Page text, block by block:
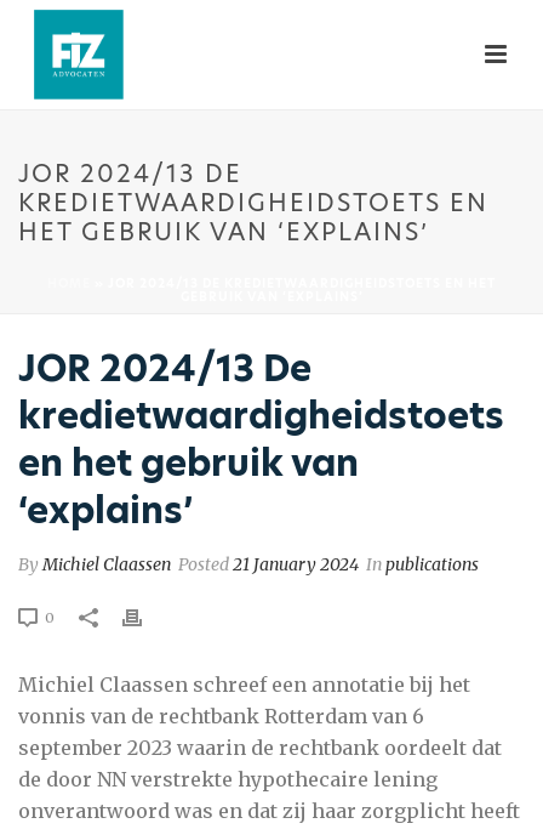
JOR 2024/13 DE
KREDIETWAARDIGHEIDSTOETS EN
HET GEBRUIK VAN ‘EXPLAINS’
JOR 2024/13 De
kredietwaardigheidstoets
en het gebruik van
‘explains’
ByMichiel Claassen Posted21 January 2024 Inpublications
0
Michiel Claassen schreef een annotatie bij het
vonnis van de rechtbank Rotterdam van 6
september 2023 waarin de rechtbank oordeelt dat
de door NN verstrekte hypothecaire lening
onverantwoord was en dat zij haar zorgplicht heeft